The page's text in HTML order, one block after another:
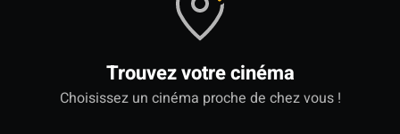
Trouvez votre cinéma
Choisissez un cinéma proche de chez vous !